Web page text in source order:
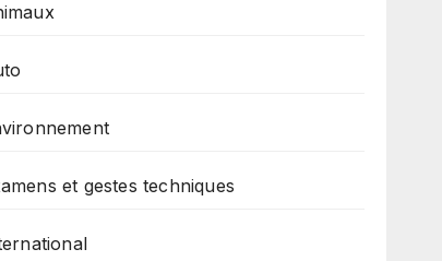
et gestes techniques